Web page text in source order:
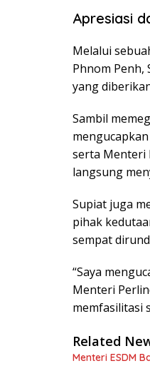
Apresiasi
Melalui
Phnom Penh,
yang
Sambil
serta Menteri
langsung
Supiat juga
pihak
sempat
“Saya
Menteri
memfasilitasi
Related
Menteri ESDM